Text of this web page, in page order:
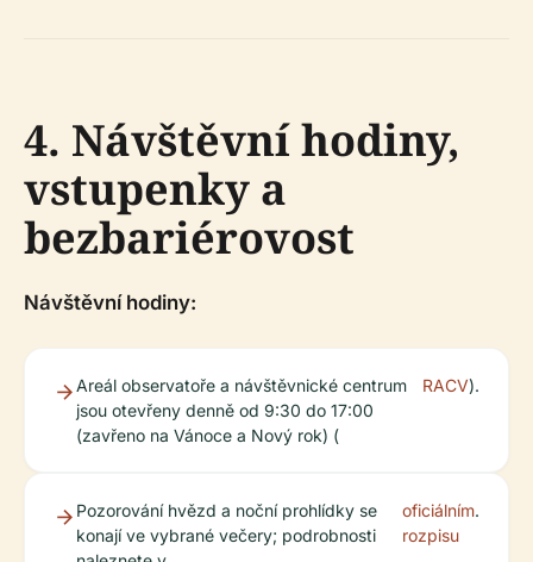
4. Návštěvní hodiny,
vstupenky a
bezbariérovost
Návštěvní hodiny:
Areál observatoře a návštěvnické centrum
jsou otevřeny denně od 9:30 do 17:00
(zavřeno na Vánoce a Nový rok) (
RACV).
Pozorování hvězd a noční prohlídky se
konají ve vybrané večery; podrobnosti
oficiálním
rozpisu
.